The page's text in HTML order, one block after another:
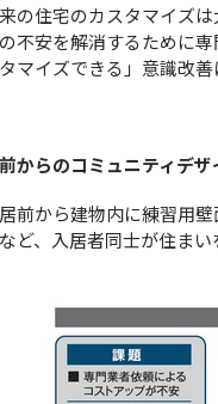
の住宅のカスタマイズ
不安を解消するために
マイズできる」意識改善
前からのコミュニティデザ
前から建物内に練習用
ど、入居者同士が住ま